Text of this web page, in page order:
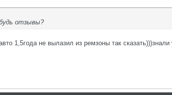
отзывы?
1,5года не вылазил из ремзоны так